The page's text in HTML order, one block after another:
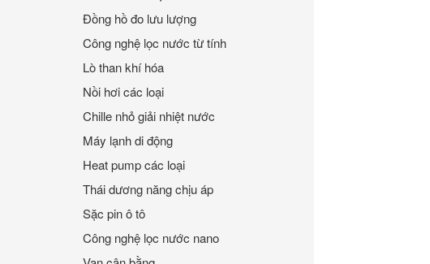
Đồng hồ đo lưu lượng
Công nghệ lọc nước từ tính
Lò than khí hóa
Nồi hơi các loại
Chille nhỏ giải nhiệt nước
Máy lạnh di động
Heat pump các loại
Thái dương năng chịu áp
Sặc pin ô tô
Công nghệ lọc nước nano